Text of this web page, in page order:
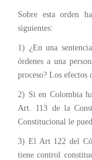
Sobre esta orden
siguientes:
1) ¿En una
órdenes a una
proceso? Los efectos
2) Si en Colombia
Art. 113 de la
Constitucional le
3) El Art 122 del
tiene control